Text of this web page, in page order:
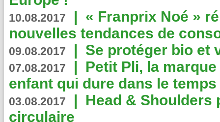
10.08.2017 | « Franprix Noé »
nouvelles tendances de
09.08.2017 | Se protéger bio et
07.08.2017 | Petit Pli, la
enfant qui dure dans le temps
03.08.2017 | Head & Shoulders
circulaire